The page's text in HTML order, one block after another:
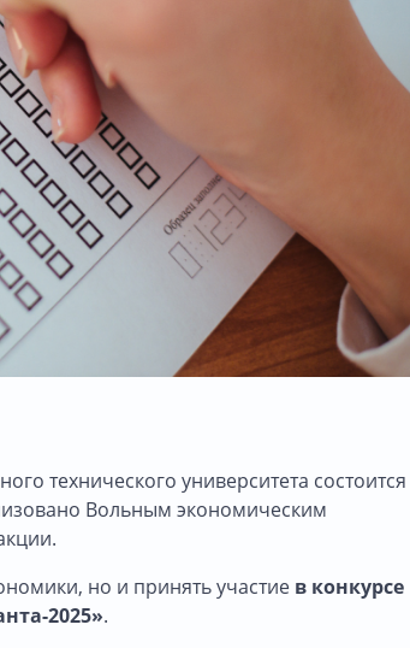
технического университета состоится
Вольным экономическим
но и принять участие в конкурсе
2025».